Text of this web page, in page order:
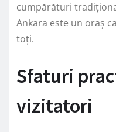
cumpărături
Ankara este un oraș
toți.
Sfaturi
vizitatori